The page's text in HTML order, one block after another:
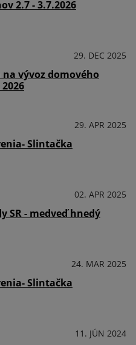
2.7 - 3.7.2026
29. DEC 2025
vývoz domového
29. APR 2025
Slintačka
02. APR 2025
SR - medveď hnedý
24. MAR 2025
Slintačka
11. JÚN 2024